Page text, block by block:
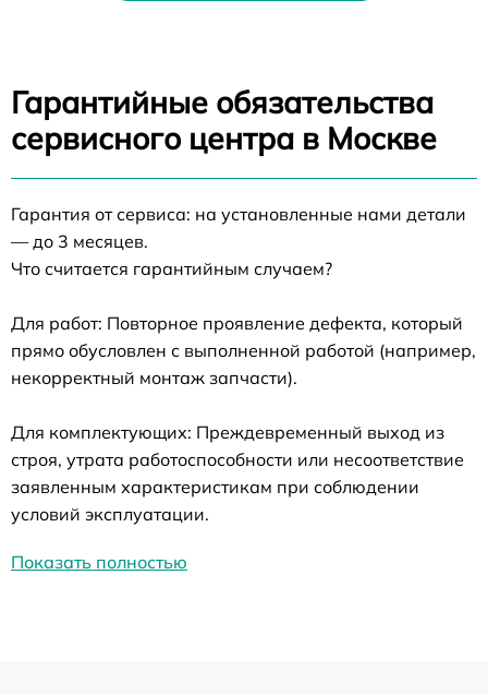
Гарантийные обязательства
сервисного центра в Москве
Гарантия от сервиса: на установленные нами детали
— до 3 месяцев.
Что считается гарантийным случаем?
Для работ: Повторное проявление дефекта, который
прямо обусловлен с выполненной работой (например,
некорректный монтаж запчасти).
Для комплектующих: Преждевременный выход из
строя, утрата работоспособности или несоответствие
заявленным характеристикам при соблюдении
условий эксплуатации.
Показать полностью